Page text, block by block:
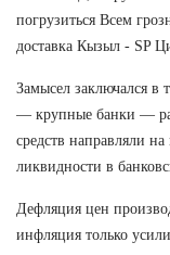
погрузиться Всем
доставка Кызыл - SP
Замысел заключался в
— крупные банки —
средств направляли
ликвидности в
Дефляция цен
инфляция только